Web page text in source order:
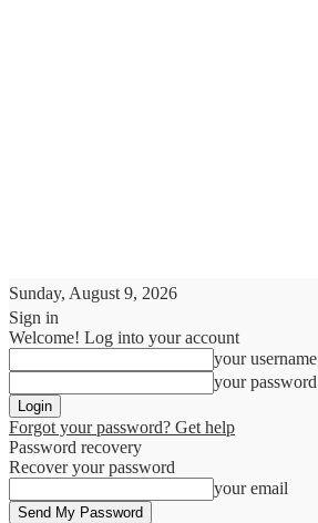
Sunday, August 9, 2026
Sign in
Welcome! Log into your account
your username
your password
Forgot your password? Get help
Password recovery
Recover your password
your email